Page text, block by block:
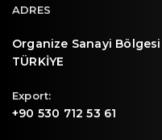
ADRES
Organize Sanayi
TÜRKİYE
Export:
+90 530 712 53 61